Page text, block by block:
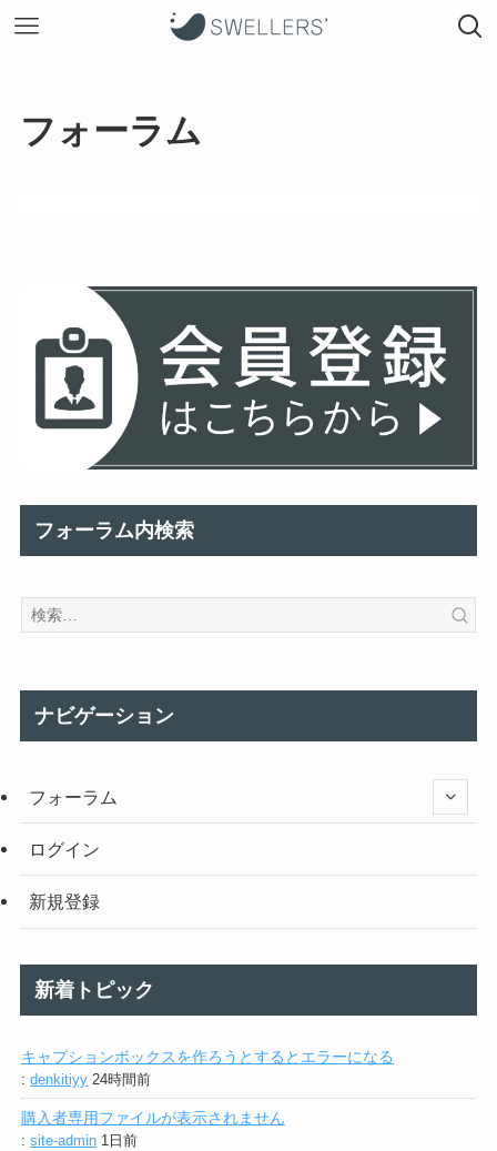
フォーラム
フォーラム内検索
ナビゲーション
フォーラム
ログイン
新規登録
新着トピック
キャプションボックスを作ろうとするとエラーになる
: denkitiyy 24時間前
購入者専用ファイルが表示されません
: site-admin 1日前